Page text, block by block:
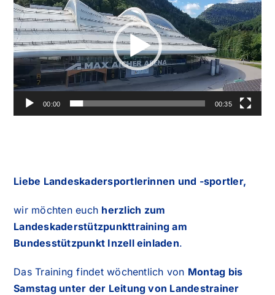
00:00 00:35
Liebe Landeskadersportlerinnen und -sportler,
wir möchten euch herzlich zum
Landeskaderstützpunkttraining am
Bundesstützpunkt Inzell einladen.
Das Training findet wöchentlich von Montag bis
Samstag unter der Leitung von Landestrainer